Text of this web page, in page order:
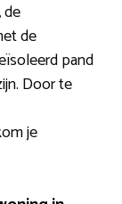
de
pand
Door te
je